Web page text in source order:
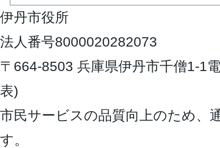
伊丹市役所
法人番号8000020282073
〒664-8503 兵庫県伊丹市千僧1-1
表)
市民サービスの品質向上のため、
す。